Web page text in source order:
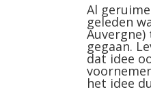
Al
geleden
gegaan.
dat idee
het idee